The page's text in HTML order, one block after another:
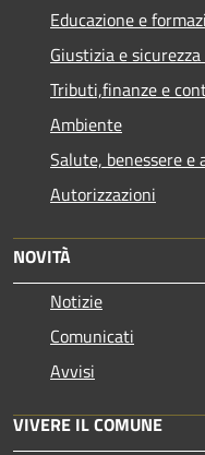
Educazione e
Giustizia e
Tributi,finanze e
Ambiente
Salute, benessere e
Autorizzazioni
NOVITÀ
Notizie
Comunicati
Avvisi
VIVERE IL COMUNE